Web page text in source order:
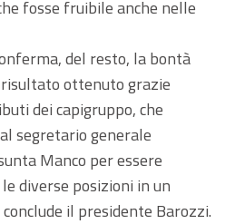
fosse fruibile anche nelle
del resto, la bontà
ottenuto grazie
dei capigruppo, che
segretario generale
Manco per essere
diverse posizioni in un
il presidente Barozzi.